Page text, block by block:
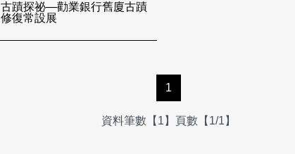
古蹟探祕—勸業銀行舊廈古蹟
修復常設展
1
資料筆數【1】頁數【1/1】